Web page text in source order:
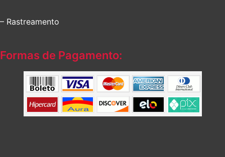
– Rastreamento
Formas de Pagamento: